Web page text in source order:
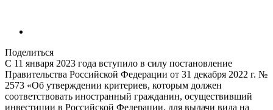
Поделиться
С 11 января 2023 года вступило в силу постановление
Правительства Российской Федерации от 31 декабря 2022 г. №
2573 «Об утверждении критериев, которым должен
соответствовать иностранный гражданин, осуществивший
инвестиции в Российской Федерации, для выдачи вида на